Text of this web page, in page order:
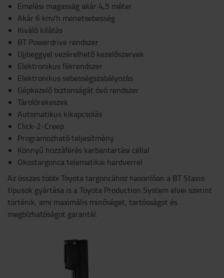
Emelési magasság akár 4,5 méter
Akár 6 km/h menetsebesség
Kiváló kilátás
BT Powerdrive rendszer
Ujjbeggyel vezérelhető kezelőszervek
Elektronikus fékrendszer
Elektronikus sebességszabályozás
Gépkezelő biztonságát óvó rendszer
Tárolórekeszek
Automatikus kikapcsolás
Click-2-Creep
Programozható teljesítmény
Könnyű hozzáférés karbantartási céllal
Okostargonca telematikai hardverrel
Az összes többi Toyota targoncához hasonlóan a BT Staxio
típusok gyártása is a Toyota Production System elvei szerint
történik, ami maximális minőséget, tartósságot és
megbízhatóságot garantál.